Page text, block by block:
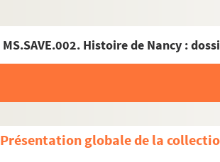
MS.SAVE.002. Histoire de Nancy :
Présentation globale de la